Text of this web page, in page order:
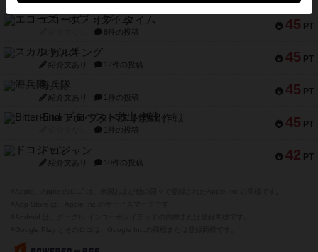
45 PT
エコーズ・オブ・タイム
8件の投稿
45 PT
スカルキング
紹介文あり 12件の投稿
45 PT
海兵隊
紹介文あり 1件の投稿
45 PT
Bitter End ブタペスト救出作戦
1件の投稿
42 PT
ドコジャン
紹介文あり 10件の投稿